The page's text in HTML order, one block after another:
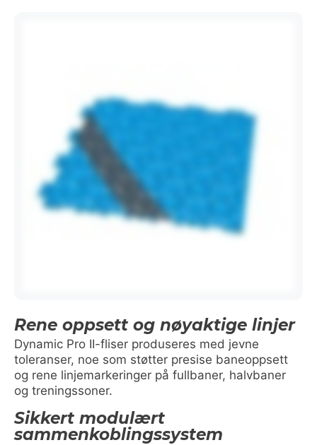
Rene oppsett og nøyaktige linjer
Dynamic Pro II-fliser produseres med jevne
toleranser, noe som støtter presise baneoppsett
og rene linjemarkeringer på fullbaner, halvbaner
og treningssoner.
Sikkert modulært
sammenkoblingssystem